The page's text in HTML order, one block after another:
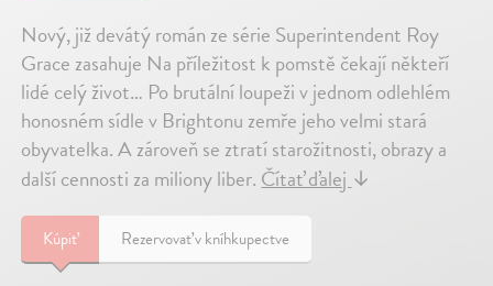
Nový, již devátý román ze série Superintendent Roy
Grace zasahuje Na příležitost k pomstě čekají někteří
lidé celý život… Po brutální loupeži v jednom odlehlém
honosném sídle v Brightonu zemře jeho velmi stará
obyvatelka. A zároveň se ztratí starožitnosti, obrazy a
další cennosti za miliony liber.Čítať ďalej↓
Kúpiť Rezervovať v kníhkupectve